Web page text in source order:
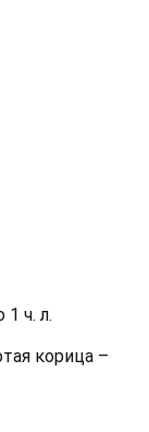
ч. л.
корица –